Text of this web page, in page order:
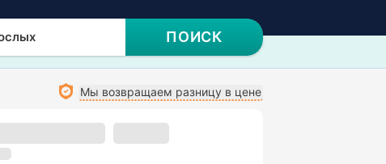
ПОИСК
Мы возвращаем разницу в цене